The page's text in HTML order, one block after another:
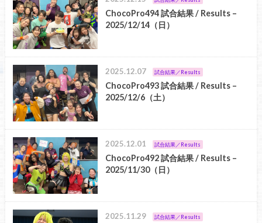
ChocoPro494 試合結果 / Results –
2025/12/14（日）
2025.12.07 試合結果／Results
ChocoPro493 試合結果 / Results –
2025/12/6（土）
2025.12.01 試合結果／Results
ChocoPro492 試合結果 / Results –
2025/11/30（日）
2025.11.29 試合結果／Results